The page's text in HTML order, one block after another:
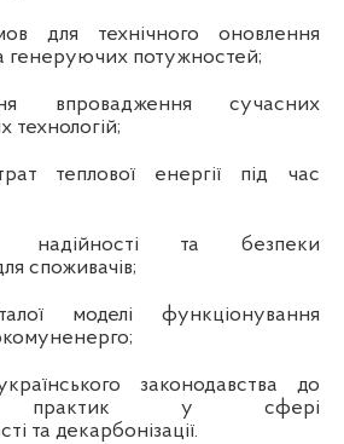
для технічного оновлення
генеруючих потужностей;
впровадження сучасних
технологій;
теплової енергії під час
надійності та безпеки
споживачів;
моделі функціонування
законодавства до
практик у сфері
та декарбонізації.